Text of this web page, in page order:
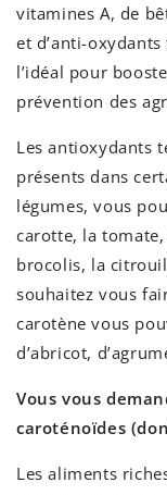
vitamines A, de
et d’anti-oxydants
l’idéal pour
prévention des
Les antioxydants
présents dans
légumes, vous
carotte, la
brocolis, la
souhaitez vous
carotène vous
d’abricot,
Vous vous
caroténoïdes
Les aliments